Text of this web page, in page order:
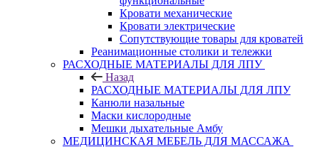
Кровати механические
Кровати электрические
Сопутствующие товары для кроватей
Реанимационные столики и тележки
РАСХОДНЫЕ МАТЕРИАЛЫ ДЛЯ ЛПУ
Назад
РАСХОДНЫЕ МАТЕРИАЛЫ ДЛЯ ЛПУ
Канюли назальные
Маски кислородные
Мешки дыхательные Амбу
МЕДИЦИНСКАЯ МЕБЕЛЬ ДЛЯ МАССАЖА